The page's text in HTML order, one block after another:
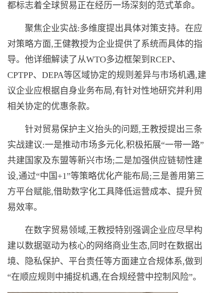
都标志着全球贸易正在经历一场深刻的范式革命。
聚焦企业实战:多维度提出具体对策支持。在应
对策略方面,王健教授为企业提供了系统而具体的指
导。他详细解读了从WTO多边框架到RCEP、
CPTPP、DEPA等区域协定的规则差异与市场机遇,建
议企业应根据自身业务布局,有针对性地研究并利用
相关协定的优惠条款。
针对贸易保护主义抬头的问题,王教授提出三条
实战建议:一是推动市场多元化,积极拓展“一带一路”
共建国家及东盟等新兴市场;二是加强供应链韧性建
设,通过“中国+1”等策略优化产能布局;三是善用第三
方平台赋能,借助数字化工具降低运营成本、提升贸
易效率。
在数字贸易领域,王教授特别强调企业应尽早构
建以数据驱动为核心的网络商业生态,同时在数据出
境、隐私保护、平台责任等方面建立合规体系,做到
“在顺应规则中捕捉机遇,在合规经营中控制风险”。